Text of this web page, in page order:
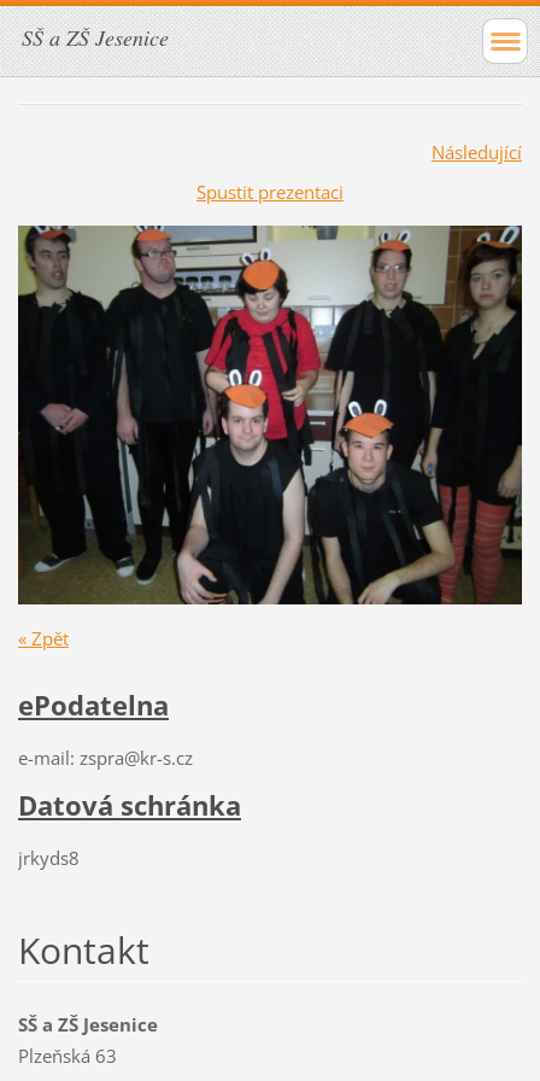
SŠ a ZŠ Jesenice
Následující
Spustit prezentaci
« Zpět
ePodatelna
e-mail: zspra@kr-s.cz
Datová schránka
jrkyds8
Kontakt
SŠ a ZŠ Jesenice
Plzeňská 63